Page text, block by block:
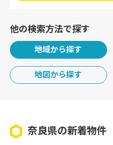
他の検索方法で探す
地域から探す
地図から探す
奈良県の新着物件